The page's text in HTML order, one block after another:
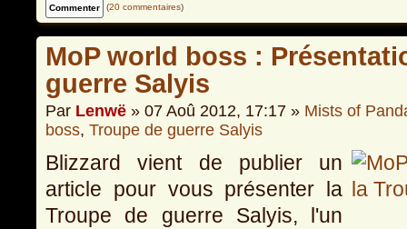
(20 commentaires)
MoP world boss :
guerre Salyis
Par Lenwë » 07 Aoû 2012, 17:17 » Mists of
boss, Troupe de guerre Salyis
Blizzard vient de publier un
article pour vous présenter la
Troupe de guerre Salyis, l'un